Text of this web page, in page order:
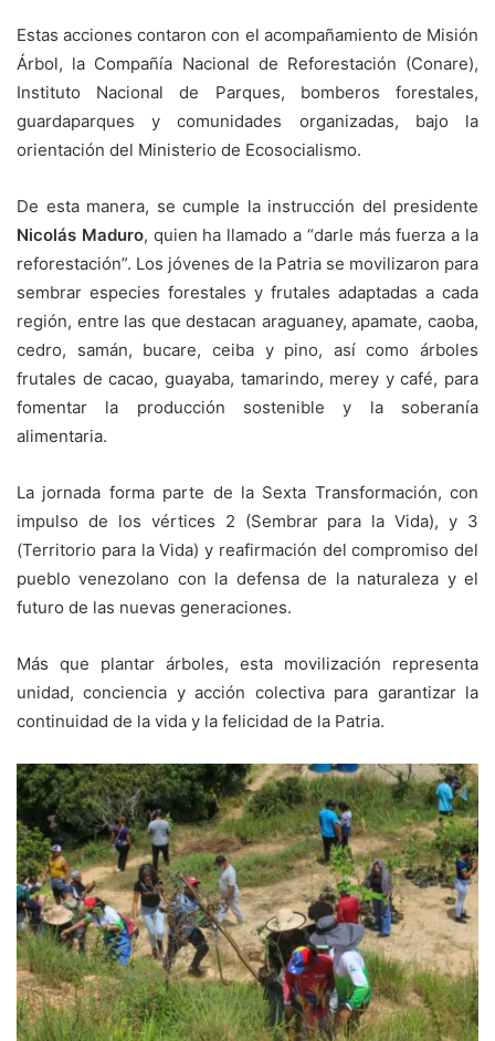
Estas acciones contaron con el acompañamiento de Misión
Árbol, la Compañía Nacional de Reforestación (Conare),
Instituto Nacional de Parques, bomberos forestales,
guardaparques y comunidades organizadas, bajo la
orientación del Ministerio de Ecosocialismo.
De esta manera, se cumple la instrucción del presidente
Nicolás Maduro, quien ha llamado a “darle más fuerza a la
reforestación”. Los jóvenes de la Patria se movilizaron para
sembrar especies forestales y frutales adaptadas a cada
región, entre las que destacan araguaney, apamate, caoba,
cedro, samán, bucare, ceiba y pino, así como árboles
frutales de cacao, guayaba, tamarindo, merey y café, para
fomentar la producción sostenible y la soberanía
alimentaria.
La jornada forma parte de la Sexta Transformación, con
impulso de los vértices 2 (Sembrar para la Vida), y 3
(Territorio para la Vida) y reafirmación del compromiso del
pueblo venezolano con la defensa de la naturaleza y el
futuro de las nuevas generaciones.
Más que plantar árboles, esta movilización representa
unidad, conciencia y acción colectiva para garantizar la
continuidad de la vida y la felicidad de la Patria.